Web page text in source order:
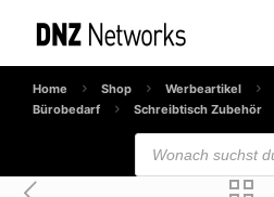
Home Shop Werbeartikel
Bürobedarf
Schreibtisch Zubehör
Products
search